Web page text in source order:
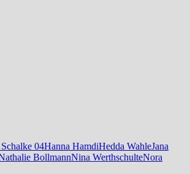
04Hanna HamdiHedda WahleJana
BollmannNina WerthschulteNora